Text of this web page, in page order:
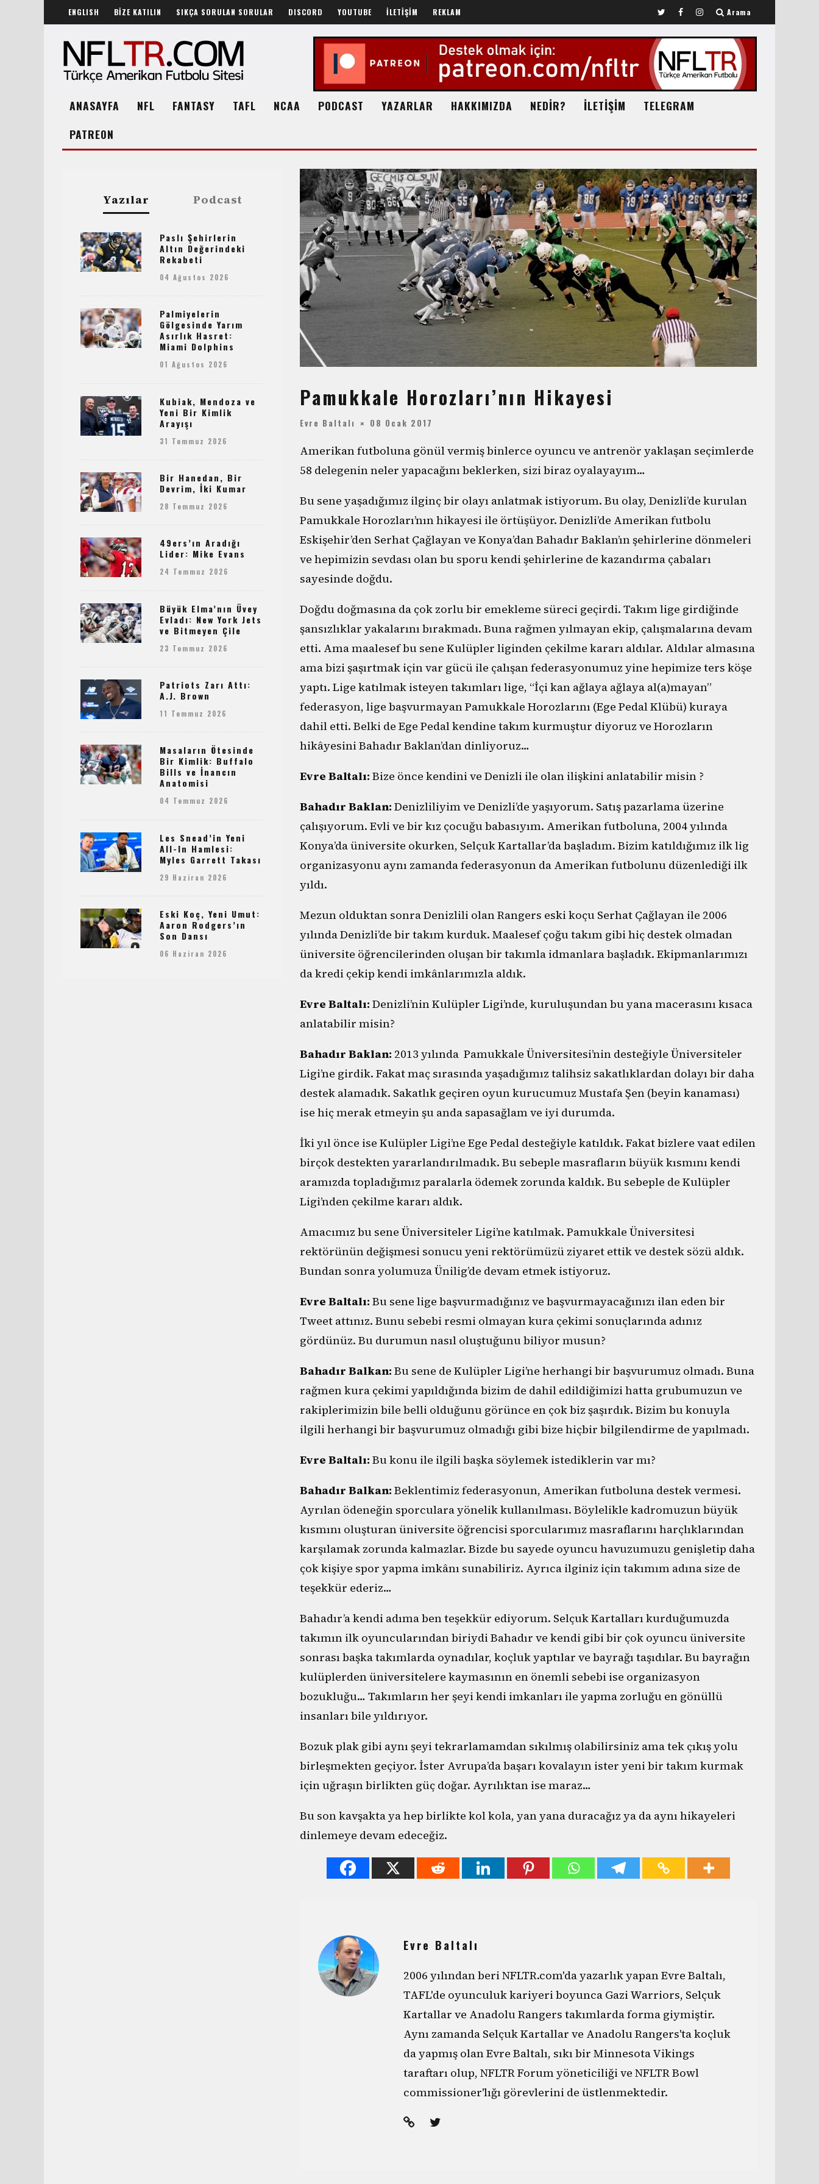
ENGLISH BİZE KATILIN SIKÇA SORULAN SORULAR DISCORD YOUTUBE İLETİŞİM REKLAM Arama
ANASAYFA NFL FANTASY TAFL NCAA PODCAST YAZARLAR HAKKIMIZDA NEDİR? İLETİŞİM
TELEGRAM
PATREON
Pamukkale Horozları’nın Hikayesi
Evre Baltalı 08 Ocak 2017
Amerikan futboluna gönül vermiş binlerce oyuncu ve antrenör yaklaşan seçimlerde
58 delegenin neler yapacağını beklerken, sizi biraz oyalayayım…
Bu sene yaşadığımız ilginç bir olayı anlatmak istiyorum. Bu olay, Denizli’de kurulan
Pamukkale Horozları’nın hikayesi ile örtüşüyor. Denizli’de Amerikan futbolu
Eskişehir’den Serhat Çağlayan ve Konya’dan Bahadır Baklan’ın şehirlerine dönmeleri
ve hepimizin sevdası olan bu sporu kendi şehirlerine de kazandırma çabaları
sayesinde doğdu.
Doğdu doğmasına da çok zorlu bir emekleme süreci geçirdi. Takım lige girdiğinde
şansızlıklar yakalarını bırakmadı. Buna rağmen yılmayan ekip, çalışmalarına devam
etti. Ama maalesef bu sene Kulüpler liginden çekilme kararı aldılar. Aldılar almasına
ama bizi şaşırtmak için var gücü ile çalışan federasyonumuz yine hepimize ters köşe
yaptı. Lige katılmak isteyen takımları lige, “İçi kan ağlaya ağlaya al(a)mayan”
federasyon, lige başvurmayan Pamukkale Horozlarını (Ege Pedal Klübü) kuraya
dahil etti. Belki de Ege Pedal kendine takım kurmuştur diyoruz ve Horozların
hikâyesini Bahadır Baklan’dan dinliyoruz…
Evre Baltalı: Bize önce kendini ve Denizli ile olan ilişkini anlatabilir misin ?
Bahadır Baklan: Denizliliyim ve Denizli’de yaşıyorum. Satış pazarlama üzerine
çalışıyorum. Evli ve bir kız çocuğu babasıyım. Amerikan futboluna, 2004 yılında
Konya’da üniversite okurken, Selçuk Kartallar’da başladım. Bizim katıldığımız ilk lig
organizasyonu aynı zamanda federasyonun da Amerikan futbolunu düzenlediği ilk
yıldı.
Mezun olduktan sonra Denizlili olan Rangers eski koçu Serhat Çağlayan ile 2006
yılında Denizli’de bir takım kurduk. Maalesef çoğu takım gibi hiç destek olmadan
üniversite öğrencilerinden oluşan bir takımla idmanlara başladık. Ekipmanlarımızı
da kredi çekip kendi imkânlarımızla aldık.
Evre Baltalı: Denizli’nin Kulüpler Ligi’nde, kuruluşundan bu yana macerasını kısaca
anlatabilir misin?
Bahadır Baklan: 2013 yılında Pamukkale Üniversitesi’nin desteğiyle Üniversiteler
Ligi’ne girdik. Fakat maç sırasında yaşadığımız talihsiz sakatlıklardan dolayı bir daha
destek alamadık. Sakatlık geçiren oyun kurucumuz Mustafa Şen (beyin kanaması)
ise hiç merak etmeyin şu anda sapasağlam ve iyi durumda.
İki yıl önce ise Kulüpler Ligi’ne Ege Pedal desteğiyle katıldık. Fakat bizlere vaat edilen
birçok destekten yararlandırılmadık. Bu sebeple masrafların büyük kısmını kendi
aramızda topladığımız paralarla ödemek zorunda kaldık. Bu sebeple de Kulüpler
Ligi’nden çekilme kararı aldık.
Amacımız bu sene Üniversiteler Ligi’ne katılmak. Pamukkale Üniversitesi
rektörünün değişmesi sonucu yeni rektörümüzü ziyaret ettik ve destek sözü aldık.
Bundan sonra yolumuza Ünilig’de devam etmek istiyoruz.
Evre Baltalı: Bu sene lige başvurmadığınız ve başvurmayacağınızı ilan eden bir
Tweet attınız. Bunu sebebi resmi olmayan kura çekimi sonuçlarında adınız
gördünüz. Bu durumun nasıl oluştuğunu biliyor musun?
Bahadır Balkan: Bu sene de Kulüpler Ligi’ne herhangi bir başvurumuz olmadı. Buna
rağmen kura çekimi yapıldığında bizim de dahil edildiğimizi hatta grubumuzun ve
rakiplerimizin bile belli olduğunu görünce en çok biz şaşırdık. Bizim bu konuyla
ilgili herhangi bir başvurumuz olmadığı gibi bize hiçbir bilgilendirme de yapılmadı.
Evre Baltalı: Bu konu ile ilgili başka söylemek istediklerin var mı?
Bahadır Balkan: Beklentimiz federasyonun, Amerikan futboluna destek vermesi.
Ayrılan ödeneğin sporculara yönelik kullanılması. Böylelikle kadromuzun büyük
kısmını oluşturan üniversite öğrencisi sporcularımız masraflarını harçlıklarından
karşılamak zorunda kalmazlar. Bizde bu sayede oyuncu havuzumuzu genişletip daha
çok kişiye spor yapma imkânı sunabiliriz. Ayrıca ilginiz için takımım adına size de
teşekkür ederiz…
Bahadır’a kendi adıma ben teşekkür ediyorum. Selçuk Kartalları kurduğumuzda
takımın ilk oyuncularından biriydi Bahadır ve kendi gibi bir çok oyuncu üniversite
sonrası başka takımlarda oynadılar, koçluk yaptılar ve bayrağı taşıdılar. Bu bayrağın
kulüplerden üniversitelere kaymasının en önemli sebebi ise organizasyon
bozukluğu… Takımların her şeyi kendi imkanları ile yapma zorluğu en gönüllü
insanları bile yıldırıyor.
Bozuk plak gibi aynı şeyi tekrarlamamdan sıkılmış olabilirsiniz ama tek çıkış yolu
birleşmekten geçiyor. İster Avrupa’da başarı kovalayın ister yeni bir takım kurmak
için uğraşın birlikten güç doğar. Ayrılıktan ise maraz…
Bu son kavşakta ya hep birlikte kol kola, yan yana duracağız ya da aynı hikayeleri
dinlemeye devam edeceğiz.
Evre Baltalı
2006 yılından beri NFLTR.com'da yazarlık yapan Evre Baltalı,
TAFL'de oyunculuk kariyeri boyunca Gazi Warriors, Selçuk
Kartallar ve Anadolu Rangers takımlarda forma giymiştir.
Aynı zamanda Selçuk Kartallar ve Anadolu Rangers'ta koçluk
da yapmış olan Evre Baltalı, sıkı bir Minnesota Vikings
taraftarı olup, NFLTR Forum yöneticiliği ve NFLTR Bowl
commissioner'lığı görevlerini de üstlenmektedir.
Yazılar Podcast
Paslı Şehirlerin
Altın Değerindeki
Rekabeti
04 Ağustos 2026
Palmiyelerin
Gölgesinde Yarım
Asırlık Hasret:
Miami Dolphins
01 Ağustos 2026
Kubiak, Mendoza ve
Yeni Bir Kimlik
Arayışı
31 Temmuz 2026
Bir Hanedan, Bir
Devrim, İki Kumar
28 Temmuz 2026
49ers’ın Aradığı
Lider: Mike Evans
24 Temmuz 2026
Büyük Elma’nın Üvey
Evladı: New York Jets
ve Bitmeyen Çile
23 Temmuz 2026
Patriots Zarı Attı:
A.J. Brown
11 Temmuz 2026
Masaların Ötesinde
Bir Kimlik: Buffalo
Bills ve İnancın
Anatomisi
04 Temmuz 2026
Les Snead’in Yeni
All-In Hamlesi:
Myles Garrett Takası
29 Haziran 2026
Eski Koç, Yeni Umut:
Aaron Rodgers’ın
Son Dansı
06 Haziran 2026